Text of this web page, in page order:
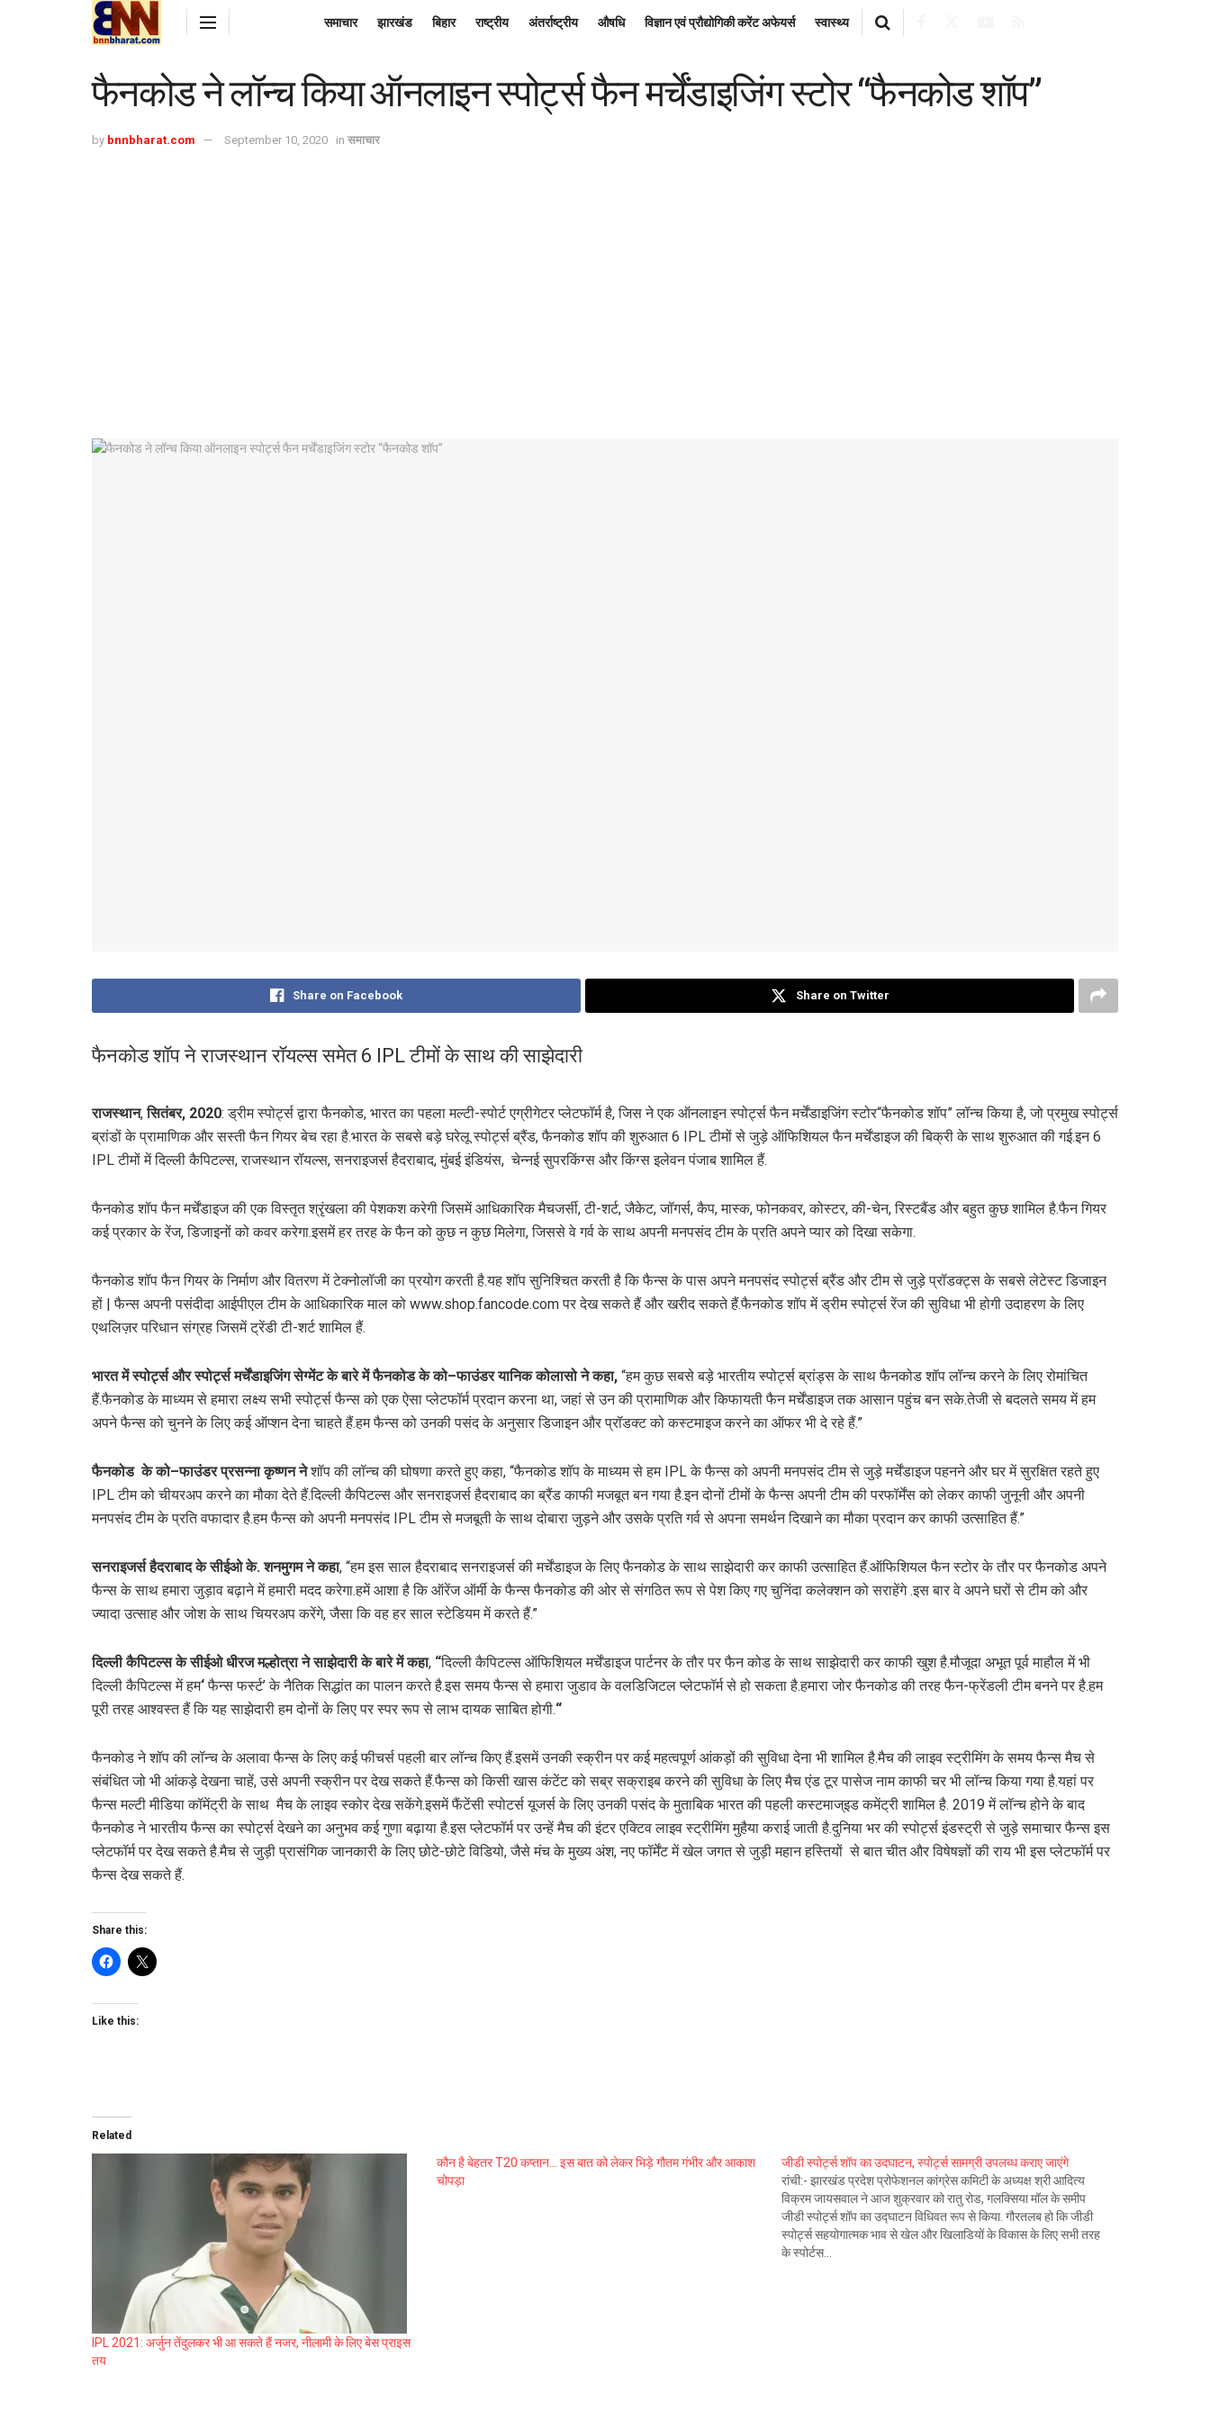
समाचार झारखंड बिहार राष्ट्रीय अंतर्राष्ट्रीय औषधि विज्ञान एवं प्रौद्योगिकी करेंट अफेयर्स स्वास्थ्य
फैनकोड ने लॉन्च किया ऑनलाइन स्पोर्ट्स फैन मर्चेंडाइजिंग स्टोर “फैनकोड शॉप”
by bnnbharat.com September 10, 2020 in समाचार
Share on Facebook Share on Twitter
फैनकोड शॉप ने राजस्थान रॉयल्स समेत 6 IPL टीमों के साथ की साझेदारी
राजस्थान,सितंबर, 2020: ड्रीम स्पोर्ट्स द्वारा फैनकोड, भारत का पहला मल्टी-स्पोर्ट एग्रीगेटर प्लेटफॉर्म है, जिस ने एक ऑनलाइन स्पोर्ट्स फैन मर्चेंडाइजिंग स्टोर“फैनकोड शॉप” लॉन्च किया है, जो प्रमुख स्पोर्ट्स
ब्रांडों के प्रामाणिक और सस्ती फैन गियर बेच रहा है.भारत के सबसे बड़े घरेलू स्पोर्ट्स ब्रैंड, फैनकोड शॉप की शुरुआत 6 IPL टीमों से जुड़े ऑफिशियल फैन मर्चेंडाइज की बिक्री के साथ शुरुआत की गई.इन 6
IPL टीमों में दिल्ली कैपिटल्स, राजस्थान रॉयल्स, सनराइजर्स हैदराबाद, मुंबई इंडियंस, चेन्नई सुपरकिंग्स और किंग्स इलेवन पंजाब शामिल हैं.
फैनकोड शॉप फैन मर्चेंडाइज की एक विस्तृत श्रृंखला की पेशकश करेगी जिसमें आधिकारिक मैचजर्सी, टी-शर्ट, जैकेट, जॉगर्स, कैप, मास्क, फोनकवर, कोस्टर, की-चेन, रिस्टबैंड और बहुत कुछ शामिल है.फैन गियर
कई प्रकार के रेंज, डिजाइनों को कवर करेगा.इसमें हर तरह के फैन को कुछ न कुछ मिलेगा, जिससे वे गर्व के साथ अपनी मनपसंद टीम के प्रति अपने प्यार को दिखा सकेगा.
फैनकोड शॉप फैन गियर के निर्माण और वितरण में टेक्नोलॉजी का प्रयोग करती है.यह शॉप सुनिश्चित करती है कि फैन्स के पास अपने मनपसंद स्पोर्ट्स ब्रैंड और टीम से जुड़े प्रॉडक्ट्स के सबसे लेटेस्ट डिजाइन
हों | फैन्स अपनी पसंदीदा आईपीएल टीम के आधिकारिक माल को www.shop.fancode.com पर देख सकते हैं और खरीद सकते हैं.फैनकोड शॉप में ड्रीम स्पोर्ट्स रेंज की सुविधा भी होगी उदाहरण के लिए
एथलिज़र परिधान संग्रह जिसमें ट्रेंडी टी-शर्ट शामिल हैं.
भारत में स्पोर्ट्स और स्पोर्ट्स मर्चेंडाइजिंग सेग्मेंट के बारे में फैनकोड के को–फाउंडर यानिक कोलासो ने कहा, “हम कुछ सबसे बड़े भारतीय स्पोर्ट्स ब्रांड्स के साथ फैनकोड शॉप लॉन्च करने के लिए रोमांचित
हैं.फैनकोड के माध्यम से हमारा लक्ष्य सभी स्पोर्ट्स फैन्स को एक ऐसा प्लेटफॉर्म प्रदान करना था, जहां से उन की प्रामाणिक और किफायती फैन मर्चेंडाइज तक आसान पहुंच बन सके.तेजी से बदलते समय में हम
अपने फैन्स को चुनने के लिए कई ऑप्शन देना चाहते हैं.हम फैन्स को उनकी पसंद के अनुसार डिजाइन और प्रॉडक्ट को कस्टमाइज करने का ऑफर भी दे रहे हैं.”
फैनकोड के को–फाउंडर प्रसन्ना कृष्णन नेशॉप की लॉन्च की घोषणा करते हुए कहा, “फैनकोड शॉप के माध्यम से हम IPL के फैन्स को अपनी मनपसंद टीम से जुड़े मर्चेंडाइज पहनने और घर में सुरक्षित रहते हुए
IPL टीम को चीयरअप करने का मौका देते हैं.दिल्ली कैपिटल्स और सनराइजर्स हैदराबाद का ब्रैंड काफी मजबूत बन गया है.इन दोनों टीमों के फैन्स अपनी टीम की परफॉर्मेंस को लेकर काफी जुनूनी और अपनी
मनपसंद टीम के प्रति वफादार है.हम फैन्स को अपनी मनपसंद IPL टीम से मजबूती के साथ दोबारा जुड़ने और उसके प्रति गर्व से अपना समर्थन दिखाने का मौका प्रदान कर काफी उत्साहित हैं.”
सनराइजर्स हैदराबाद के सीईओ के.शनमुगम ने कहा, “हम इस साल हैदराबाद सनराइजर्स की मर्चेंडाइज के लिए फैनकोड के साथ साझेदारी कर काफी उत्साहित हैं.ऑफिशियल फैन स्टोर के तौर पर फैनकोड अपने
फैन्स के साथ हमारा जुड़ाव बढ़ाने में हमारी मदद करेगा.हमें आशा है कि ऑरेंज ऑर्मी के फैन्स फैनकोड की ओर से संगठित रूप से पेश किए गए चुनिंदा कलेक्शन को सराहेंगे .इस बार वे अपने घरों से टीम को और
ज्यादा उत्साह और जोश के साथ चियरअप करेंगे, जैसा कि वह हर साल स्टेडियम में करते हैं.”
दिल्ली कैपिटल्स के सीईओ धीरज मल्होत्रा ने साझेदारी के बारे में कहा, “दिल्ली कैपिटल्स ऑफिशियल मर्चेंडाइज पार्टनर के तौर पर फैन कोड के साथ साझेदारी कर काफी खुश है.मौजूदा अभूत पूर्व माहौल में भी
दिल्ली कैपिटल्स में हम‘फैन्स फर्स्ट’ के नैतिक सिद्धांत का पालन करते है.इस समय फैन्स से हमारा जुडाव के वलडिजिटल प्लेटफॉर्म से हो सकता है.हमारा जोर फैनकोड की तरह फैन-फ्रेंडली टीम बनने पर है.हम
पूरी तरह आश्वस्त हैं कि यह साझेदारी हम दोनों के लिए पर स्पर रूप से लाभ दायक साबित होगी.“
फैनकोड ने शॉप की लॉन्च के अलावा फैन्स के लिए कई फीचर्स पहली बार लॉन्च किए हैं.इसमें उनकी स्क्रीन पर कई महत्वपूर्ण आंकड़ों की सुविधा देना भी शामिल है.मैच की लाइव स्ट्रीमिंग के समय फैन्स मैच से
संबंधित जो भी आंकड़े देखना चाहें, उसे अपनी स्क्रीन पर देख सकते हैं.फैन्स को किसी खास कंटेंट को सब्र सक्राइब करने की सुविधा के लिए मैच एंड टूर पासेज नाम काफी चर भी लॉन्च किया गया है.यहां पर
फैन्स मल्टी मीडिया कॉमेंट्री के साथ मैच के लाइव स्कोर देख सकेंगे.इसमें फैंटेंसी स्पोटर्स यूजर्स के लिए उनकी पसंद के मुताबिक भारत की पहली कस्टमाज्इड कमेंट्री शामिल है. 2019 में लॉन्च होने के बाद
फैनकोड ने भारतीय फैन्स का स्पोर्ट्स देखने का अनुभव कई गुणा बढ़ाया है.इस प्लेटफॉर्म पर उन्हें मैच की इंटर एक्टिव लाइव स्ट्रीमिंग मुहैया कराई जाती है.दुनिया भर की स्पोर्ट्स इंडस्ट्री से जुड़े समाचार फैन्स इस
प्लेटफॉर्म पर देख सकते है.मैच से जुड़ी प्रासंगिक जानकारी के लिए छोटे-छोटे विडियो, जैसे मंच के मुख्य अंश, नए फॉर्मेंट में खेल जगत से जुड़ी महान हस्तियों से बात चीत और विषेषज्ञों की राय भी इस प्लेटफॉर्म पर
फैन्स देख सकते हैं.
Share this:
Like this:
Related
IPL 2021: अर्जुन तेंदुलकर भी आ सकते हैं नजर, नीलामी के लिए बेस प्राइस
तय
कौन है बेहतर T20 कप्तान… इस बात को लेकर भिड़े गौतम गंभीर और आकाश
चोपड़ा
जीडी स्पोर्ट्स शॉप का उदघाटन, स्पोर्ट्स सामग्री उपलब्ध कराए जाएंगे
रांची:- झारखंड प्रदेश प्रोफेशनल कांग्रेस कमिटी के अध्यक्ष श्री आदित्य
विक्रम जायसवाल ने आज शुक्रवार को रातु रोड, गलक्सिया मॉल के समीप
जीडी स्पोर्ट्स शॉप का उद्घाटन विधिवत रूप से किया. गौरतलब हो कि जीडी
स्पोर्ट्स सहयोगात्मक भाव से खेल और खिलाडियों के विकास के लिए सभी तरह
के स्पोर्टस…